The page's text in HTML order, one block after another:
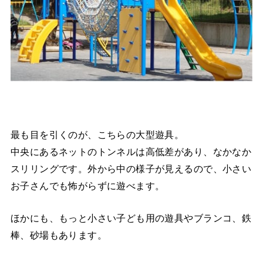
最も目を引くのが、こちらの大型遊具。
中央にあるネットのトンネルは高低差があり、なかなか
スリリングです。外から中の様子が見えるので、小さい
お子さんでも怖がらずに遊べます。
ほかにも、もっと小さい子ども用の遊具やブランコ、鉄
棒、砂場もあります。